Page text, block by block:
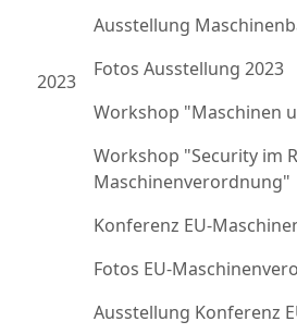
2023
Ausstellung
Fotos Ausstellung 2023
Workshop "Maschinen
Workshop "Security im
Maschinenverordnung"
Konferenz EU-
Fotos EU-
Ausstellung Konferenz